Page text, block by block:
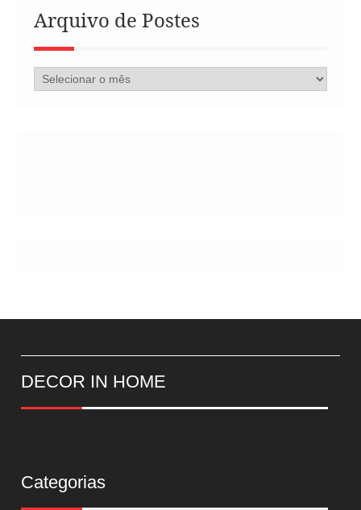
Arquivo de Postes
Arquivo
de
DECOR IN HOME
Categorias